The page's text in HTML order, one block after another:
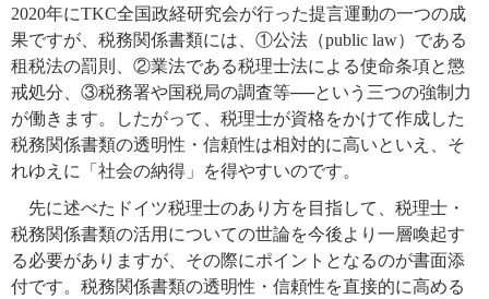
2020年にTKC全国政経研究会が行った提言運動の一つの成
果ですが、税務関係書類には、①公法（public law）である
租税法の罰則、②業法である税理士法による使命条項と懲
戒処分、③税務署や国税局の調査等──という三つの強制力
が働きます。したがって、税理士が資格をかけて作成した
税務関係書類の透明性・信頼性は相対的に高いといえ、そ
れゆえに「社会の納得」を得やすいのです。
先に述べたドイツ税理士のあり方を目指して、税理士・
税務関係書類の活用についての世論を今後より一層喚起す
る必要がありますが、その際にポイントとなるのが書面添
付です。税務関係書類の透明性・信頼性を直接的に高める